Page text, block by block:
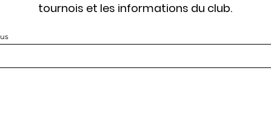
tournois et les informations du club.